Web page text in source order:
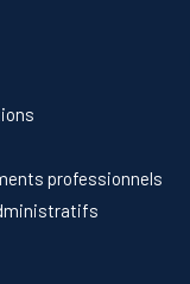
professionnels